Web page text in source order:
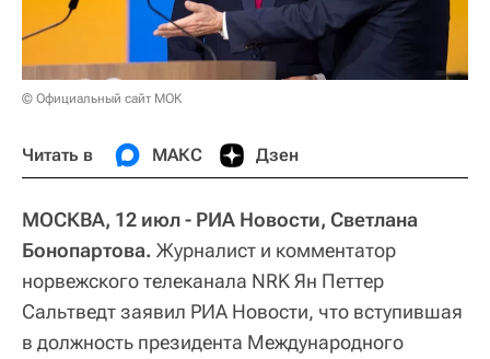
© Официальный сайт МОК
Читать в МАКС Дзен
МОСКВА, 12 июл - РИА Новости, Светлана
Бонопартова. Журналист и комментатор
норвежского телеканала NRK Ян Петтер
Сальтведт заявил РИА Новости, что вступившая
в должность президента Международного